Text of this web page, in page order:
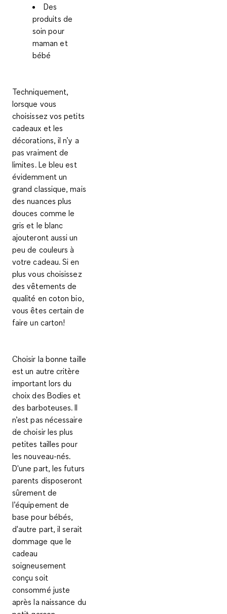
Des
produits de
soin pour
maman et
bébé
Techniquement,
lorsque vous
choisissez vos petits
cadeaux et les
décorations,il n’y a
pas vraiment de
limites. Le bleu est
évidemment un
grand classique, mais
des nuances plus
douces comme le
gris et le blanc
ajouteront aussi un
peu de couleurs à
votre cadeau. Si en
plus vous choisissez
desvêtements de
qualité en coton bio,
vous êtes certain de
faire un carton!
Choisir la bonne taille
est un autre critère
important lors du
choix des Bodies et
des barboteuses. Il
n’est pas nécessaire
de choisir les plus
petites tailles pour
les nouveau-nés.
D'une part, les futurs
parents disposeront
sûrement de
l’équipement de
base pour bébés,
d'autre part, il serait
dommage que le
cadeau
soigneusement
conçu soit
consommé juste
après la naissance du